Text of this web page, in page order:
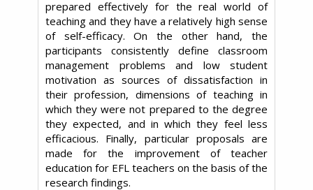
prepared effectively for the real world of
teaching and they have a relatively high sense
of self-efficacy. On the other hand, the
participants consistently define classroom
management problems and low student
motivation as sources of dissatisfaction in
their profession, dimensions of teaching in
which they were not prepared to the degree
they expected, and in which they feel less
efficacious. Finally, particular proposals are
made for the improvement of teacher
education for EFL teachers on the basis of the
research findings.